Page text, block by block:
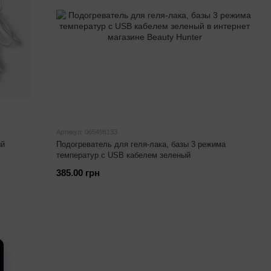
Артикул: 065498133
Подогреватель для геля-лака, базы 3 режима
температур с USB кабелем зеленый
385.00 грн